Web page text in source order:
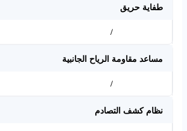
طفاية حريق
/
مساعد مقاومة الرياح الجانبية
/
نظام كشف التصادم